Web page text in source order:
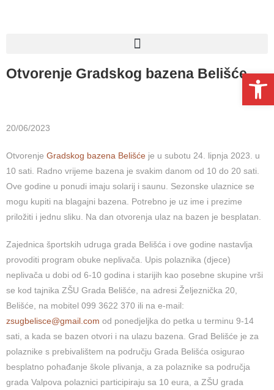
Otvorenje Gradskog bazena Belišće
20/06/2023
Otvorenje Gradskog bazena Belišće je u subotu 24. lipnja 2023. u
10 sati. Radno vrijeme bazena je svakim danom od 10 do 20 sati.
Ove godine u ponudi imaju solarij i saunu. Sezonske ulaznice se
mogu kupiti na blagajni bazena. Potrebno je uz ime i prezime
priložiti i jednu sliku. Na dan otvorenja ulaz na bazen je besplatan.
Zajednica športskih udruga grada Belišća i ove godine nastavlja
provoditi program obuke neplivača. Upis polaznika (djece)
neplivača u dobi od 6-10 godina i starijih kao posebne skupine vrši
se kod tajnika ZŠU Grada Belišće, na adresi Željeznička 20,
Belišće, na mobitel 099 3622 370 ili na e-mail:
zsugbelisce@gmail.com od ponedjeljka do petka u terminu 9-14
sati, a kada se bazen otvori i na ulazu bazena. Grad Belišće je za
polaznike s prebivalištem na području Grada Belišća osigurao
besplatno pohađanje škole plivanja, a za polaznike sa područja
grada Valpova polaznici participiraju sa 10 eura, a ZŠU grada
Open toolbar